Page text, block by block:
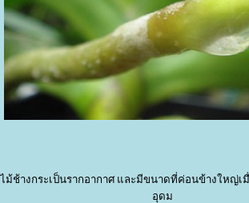
ม้ช้างกระเป็นรากอากาศ และมีขนาดที่ค่อนข้างใหญ่เ
อุดม